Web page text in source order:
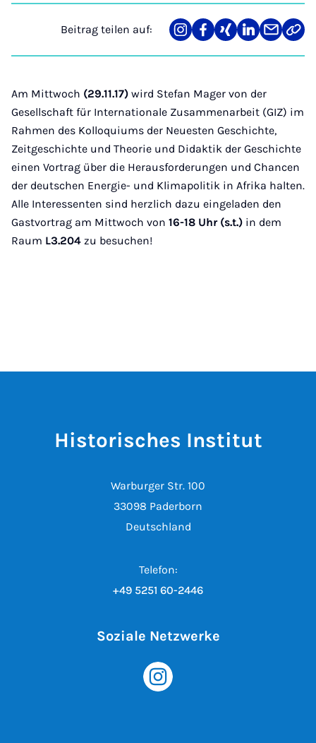
Beitrag teilen auf:
Teilen
auf
Teilen
auf
Teilen
auf
Teilen
auf
Teilen
über
Link
Am Mittwoch (29.11.17) wird Stefan Mager von der
Gesellschaft für Internationale Zusammenarbeit (GIZ) im
Rahmen des Kolloquiums der Neuesten Geschichte,
Zeitgeschichte und Theorie und Didaktik der Geschichte
einen Vortrag über die Herausforderungen und Chancen
der deutschen Energie- und Klimapolitik in Afrika halten.
Alle Interessenten sind herzlich dazu eingeladen den
Gastvortrag am Mittwoch von 16-18 Uhr (s.t.) in dem
Raum L3.204 zu besuchen!
Historisches Institut
Warburger Str. 100
33098 Paderborn
Deutschland
Telefon:
+49 5251 60-2446
Soziale Netzwerke